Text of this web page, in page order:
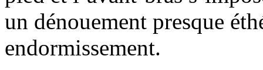
un dénouement presque
endormissement.